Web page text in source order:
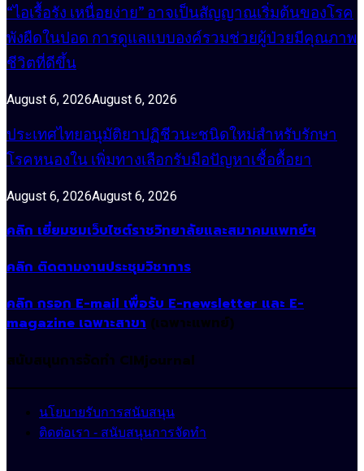
“ไอเรื้อรัง เหนื่อยง่าย” อาจเป็นสัญญาณเริ่มต้นของโรค
พังผืดในปอด การดูแลแบบองค์รวมช่วยผู้ป่วยมีคุณภาพ
ชีวิตที่ดีขึ้น
August 6, 2026August 6, 2026
ประเทศไทยอนุมัติยาปฏิชีวนะชนิดใหม่สำหรับรักษา
โรคหนองใน เพิ่มทางเลือกรับมือปัญหาเชื้อดื้อยา
August 6, 2026August 6, 2026
คลิก เยี่ยมชมเว็บไซต์ราชวิทยาลัยและสมาคมแพทย์ฯ
คลิก ติดตามงานประชุมวิชาการ
คลิก กรอก E-mail เพื่อรับ E-newsletter และ E-
magazine เฉพาะสาขา (เฉพาะแพทย์)
สนับสนุนการจัดทำ CIMjournal
นโยบายรับการสนับสนุน
ติดต่อเรา - สนับสนุนการจัดทำ